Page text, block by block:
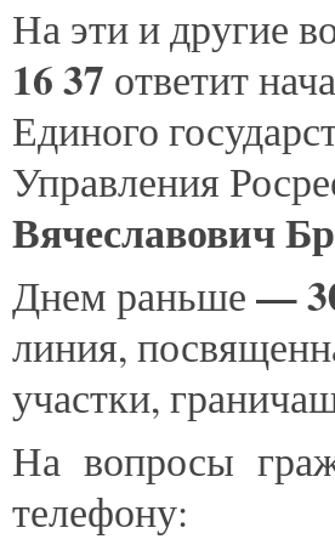
На эти и другие
16 37 ответит
Единого
Управления
Вячеславович
Днем раньше —
линия,
участки,
На вопросы
телефону: